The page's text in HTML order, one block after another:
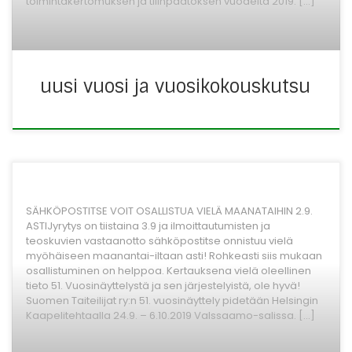
uusi vuosi ja vuosikokouskutsu
SÄHKÖPOSTITSE VOIT OSALLISTUA VIELÄ MAANATAIHIN 2.9.
ASTIJyrytys on tiistaina 3.9 ja ilmoittautumisten ja
teoskuvien vastaanotto sähköpostitse onnistuu vielä
myöhäiseen maanantai-iltaan asti! Rohkeasti siis mukaan
osallistuminen on helppoa. Kertauksena vielä oleellinen
tieto 51. Vuosinäyttelystä ja sen järjestelyistä, ole hyvä!
Suomen Taiteilijat ry:n 51. vuosinäyttely pidetään Helsingin
Kaapelitehtaalla 24.9. – 6.10.2019 Valssaamo-salissa. […]